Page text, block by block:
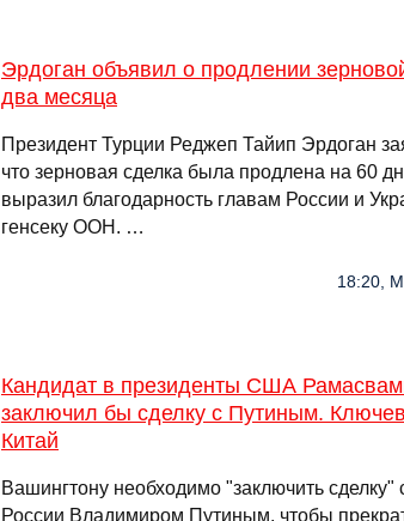
Эрдоган объявил о продлении
два месяца
Президент Турции Реджеп Тайип Эрдоган
что зерновая сделка была продлена на 60
выразил благодарность главам России и
генсеку ООН. …
18:20,
Кандидат в президенты США
заключил бы сделку с Путиным.
Китай
Вашингтону необходимо "заключить сделку"
России Владимиром Путиным, чтобы